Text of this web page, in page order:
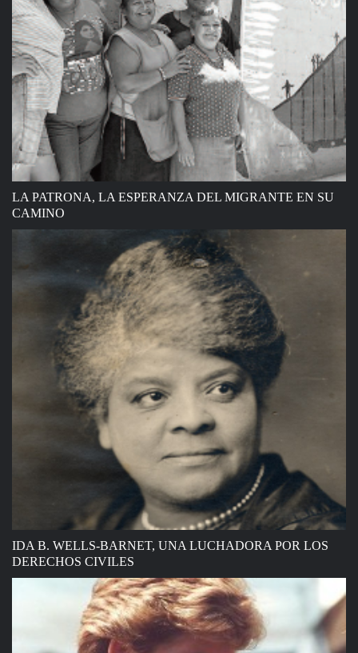
LA PATRONA, LA ESPERANZA DEL MIGRANTE EN SU
CAMINO
IDA B. WELLS-BARNET, UNA LUCHADORA POR LOS
DERECHOS CIVILES